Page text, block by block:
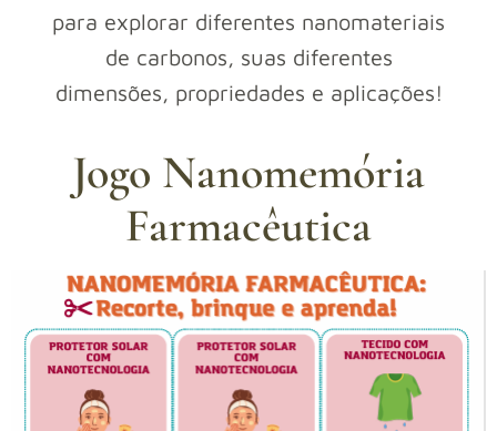
para explorar diferentes nanomateriais
de carbonos, suas diferentes
dimensões, propriedades e aplicações!
Jogo Nanomemória
Farmacêutica